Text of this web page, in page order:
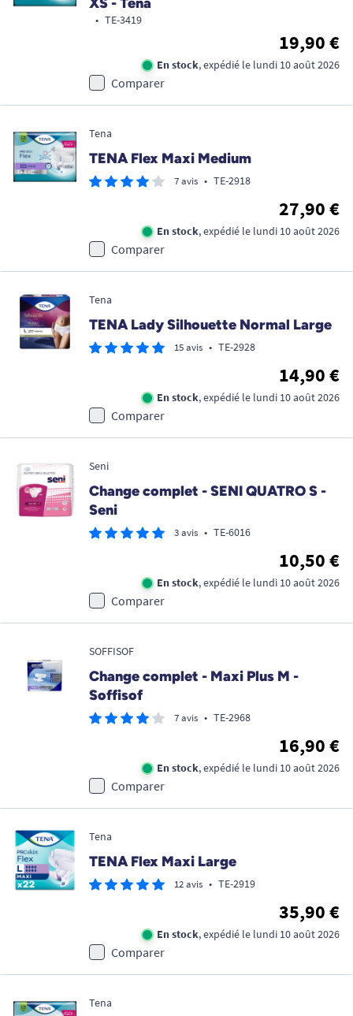
XS - Tena
• TE-3419
19,90 €
En stock, expédié le lundi 10 août 2026
Comparer
Tena
TENA Flex Maxi Medium
7 avis • TE-2918
27,90 €
En stock, expédié le lundi 10 août 2026
Comparer
Tena
TENA Lady Silhouette Normal Large
15 avis • TE-2928
14,90 €
En stock, expédié le lundi 10 août 2026
Comparer
Seni
Change complet - SENI QUATRO S -
Seni
3 avis • TE-6016
10,50 €
En stock, expédié le lundi 10 août 2026
Comparer
SOFFISOF
Change complet - Maxi Plus M -
Soffisof
7 avis • TE-2968
16,90 €
En stock, expédié le lundi 10 août 2026
Comparer
Tena
TENA Flex Maxi Large
12 avis • TE-2919
35,90 €
En stock, expédié le lundi 10 août 2026
Comparer
Tena